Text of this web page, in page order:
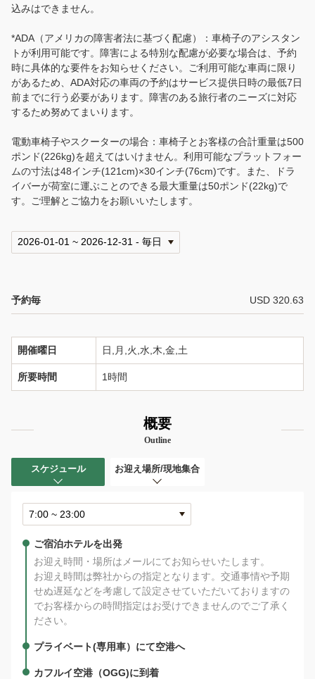
ご案内
会社案内
トラベル・エージェントの皆様へ
ホノルル空港ご到着時のご案内
よくあるお問い合わせ
プライバシー・ポリシー
言語
日本語
込みはできません。
*ADA（アメリカの障害者法に基づく配慮）：車椅子のアシスタン
トが利用可能です。障害による特別な配慮が必要な場合は、予約
時に具体的な要件をお知らせください。ご利用可能な車両に限り
があるため、ADA対応の車両の予約はサービス提供日時の最低7日
前までに行う必要があります。障害のある旅行者のニーズに対応
するため努めてまいります。
電動車椅子やスクーターの場合：車椅子とお客様の合計重量は500
ポンド(226kg)を超えてはいけません。利用可能なプラットフォー
ムの寸法は48インチ(121cm)×30インチ(76cm)です。また、ドラ
イバーが荷室に運ぶことのできる最大重量は50ポンド(22kg)で
す。ご理解とご協力をお願いいたします。
予約毎 USD 320.63
開催曜日 日,月,火,水,木,金,土
所要時間 1時間
概要
Outline
スケジュール お迎え場所/現地集合
ご宿泊ホテルを出発
お迎え時間・場所はメールにてお知らせいたします。
お迎え時間は弊社からの指定となります。交通事情や予期
せぬ遅延などを考慮して設定させていただいておりますの
でお客様からの時間指定はお受けできませんのでご了承く
ださい。
プライベート(専用車）にて空港へ
カフルイ空港（OGG)に到着